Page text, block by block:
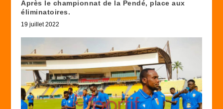
Après le championnat de la Pendé, place aux
éliminatoires.
19 juillet 2022